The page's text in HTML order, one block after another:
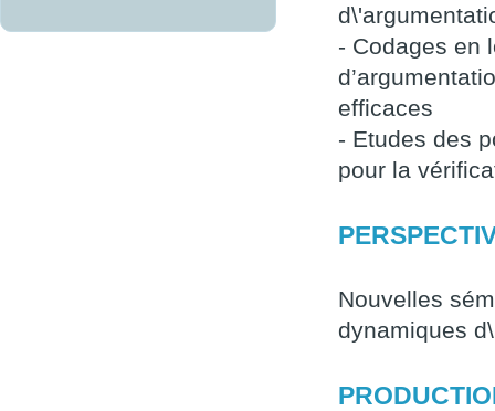
- Codages en
efficaces
- Etudes des
pour la
Nouvelles
dynamiques